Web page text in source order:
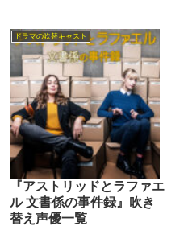
ドラマの吹替キャスト
『アストリッドとラファエ
ル 文書係の事件録』吹き
替え声優一覧